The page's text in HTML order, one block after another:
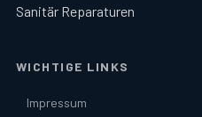
Sanitär Reparaturen
WICHTIGE LINKS
Impressum